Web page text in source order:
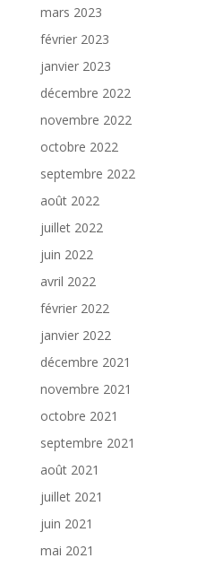
mars 2023
février 2023
janvier 2023
décembre 2022
novembre 2022
octobre 2022
septembre 2022
août 2022
juillet 2022
juin 2022
avril 2022
février 2022
janvier 2022
décembre 2021
novembre 2021
octobre 2021
septembre 2021
août 2021
juillet 2021
juin 2021
mai 2021